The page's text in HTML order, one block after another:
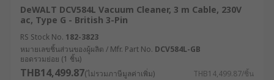
DeWALT DCV584L Vacuum Cleaner, 3 m Cable, 230V
ac, Type G - British 3-Pin
RS Stock No. 182-3823
หมายเลขชิ้นส่วนของผู้ผลิต / Mfr. Part No. DCV584L-GB
ยอดรวมย่อย (1 ชิ้น)
THB14,499.87(ไม่รวมภาษีมูลค่าเพิ่ม) THB14,499.87/ชิ้น